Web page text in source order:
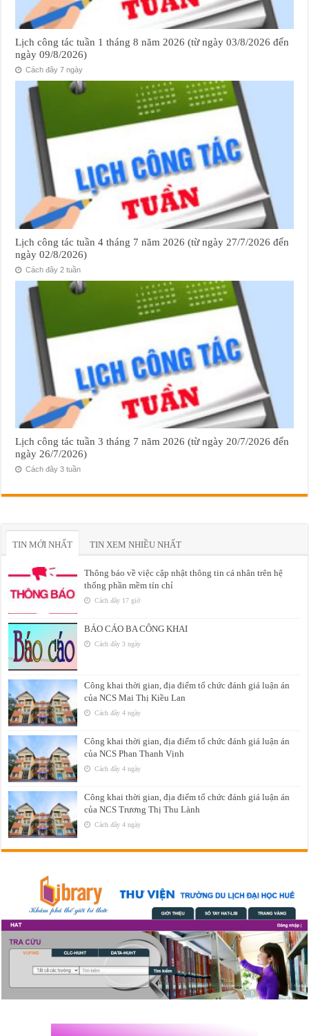
Lịch công tác tuần 1 tháng 8 năm 2026 (từ ngày 03/8/2026 đến
ngày 09/8/2026)
Cách đây 7 ngày
Lịch công tác tuần 4 tháng 7 năm 2026 (từ ngày 27/7/2026 đến
ngày 02/8/2026)
Cách đây 2 tuần
Lịch công tác tuần 3 tháng 7 năm 2026 (từ ngày 20/7/2026 đến
ngày 26/7/2026)
Cách đây 3 tuần
TIN MỚI NHẤT TIN XEM NHIỀU NHẤT
Thông báo về việc cập nhật thông tin cá nhân trên hệ
thống phần mềm tín chỉ
Cách đây 17 giờ
BÁO CÁO BA CÔNG KHAI
Cách đây 3 ngày
Công khai thời gian, địa điểm tổ chức đánh giá luận án
của NCS Mai Thị Kiều Lan
Cách đây 4 ngày
Công khai thời gian, địa điểm tổ chức đánh giá luận án
của NCS Phan Thanh Vịnh
Cách đây 4 ngày
Công khai thời gian, địa điểm tổ chức đánh giá luận án
của NCS Trương Thị Thu Lành
Cách đây 4 ngày